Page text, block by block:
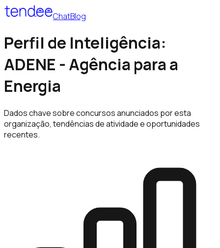
ChatBlog
Perfil de Inteligência:
ADENE - Agência para a
Energia
Dados chave sobre concursos anunciados por esta
organização, tendências de atividade e oportunidades
recentes.